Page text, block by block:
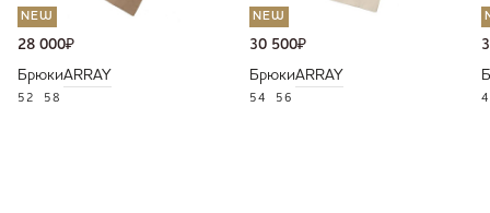
NEW
28 000₽
БрюкиARRAY
52 58
NEW
30 500₽
БрюкиARRAY
54 56